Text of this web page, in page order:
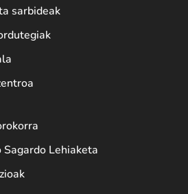
sarbideak
Sagardo Lehiaketa